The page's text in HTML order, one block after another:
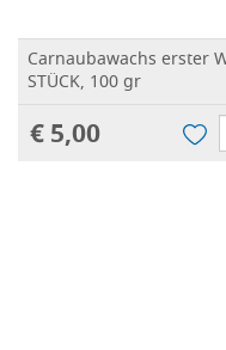
Carnaubawachs erster
STÜCK, 100 gr
€ 5,00